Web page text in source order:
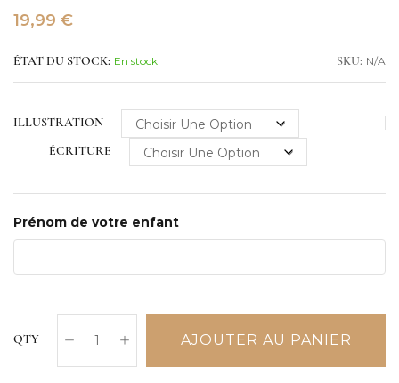
19,99 €
ÉTAT DU STOCK: En stock SKU: N/A
ILLUSTRATION
ÉCRITURE
Prénom de votre enfant
QTY AJOUTER AU PANIER